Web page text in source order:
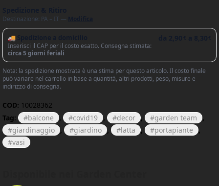
Destinazione: PA – IT —
🚚 Spedizione a domicilio
Inserisci il CAP per il costo esatto. Consegna stimata:
circa 5 giorni feriali
Nota: la spedizione mostrata è una stima per questo articolo. Il costo finale
può variare nel carrello in base a quantità, altri prodotti, peso, misure e
indirizzo di consegna.
COD: 10028362
Tag:
balcone , covid19 , decor , garden team
,
giardinaggio
, giardino , latta , portapiante
,
vasi